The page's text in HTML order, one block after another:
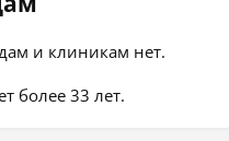
и клиникам нет.
более 33 лет.